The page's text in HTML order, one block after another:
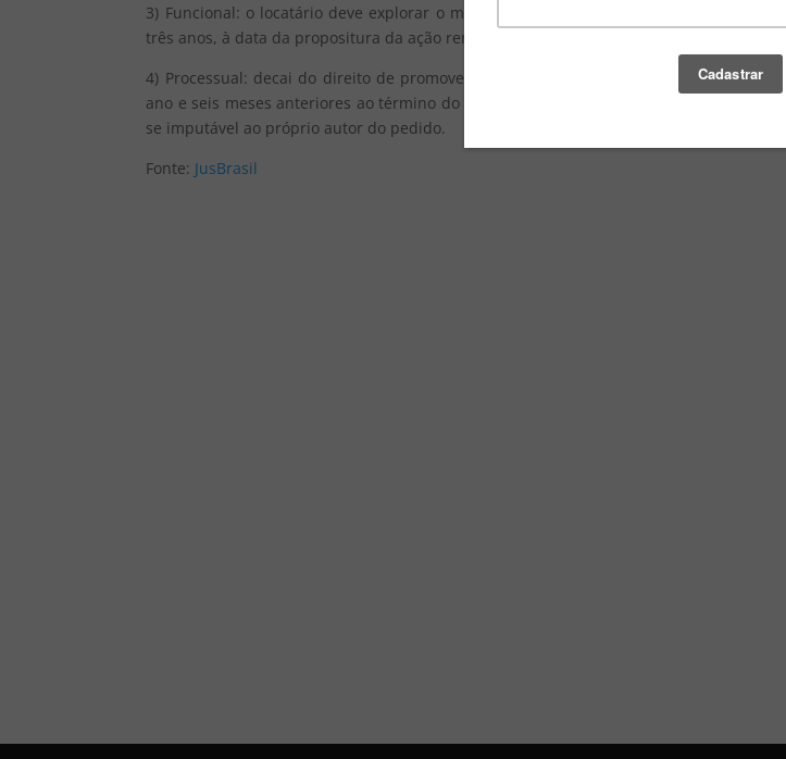
3) Funcional: o locatário deve explorar o mesmo ramo de atividade econômica pelo
três anos, à data da propositura da ação renovatória.
4) Processual: decai do direito de promover a ação renovatória o contratante que
ano e seis meses anteriores ao término do contrato a renovar. A demora na citação
se imputável ao próprio autor do pedido.
Fonte: JusBrasil